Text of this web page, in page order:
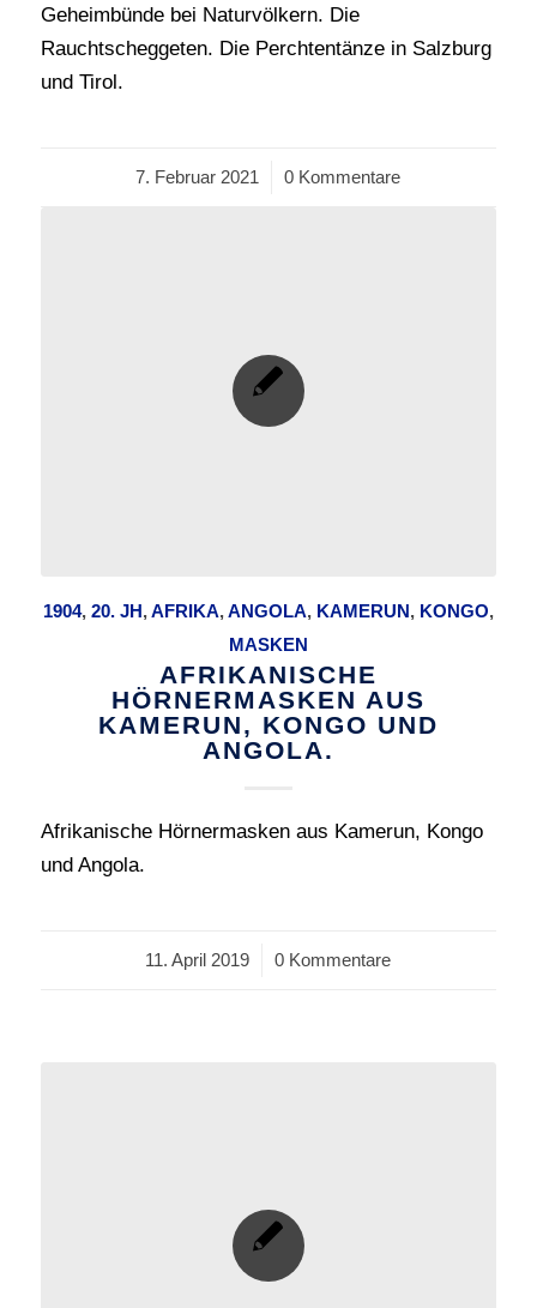
Geheimbünde bei Naturvölkern. Die
Rauchtscheggeten. Die Perchtentänze in Salzburg
und Tirol.
7. Februar 2021
/ 0 Kommentare
1904, 20. JH,AFRIKA,ANGOLA, KAMERUN, KONGO,
MASKEN
AFRIKANISCHE
HÖRNERMASKEN AUS
KAMERUN, KONGO UND
ANGOLA.
Afrikanische Hörnermasken aus Kamerun, Kongo
und Angola.
11. April 2019
/ 0 Kommentare